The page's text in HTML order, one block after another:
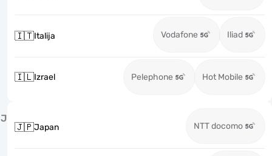
🇮🇹Italija Vodafone Iliad
🇮🇱Izrael Pelephone Hot Mobile
J
🇯🇵Japan NTT docomo